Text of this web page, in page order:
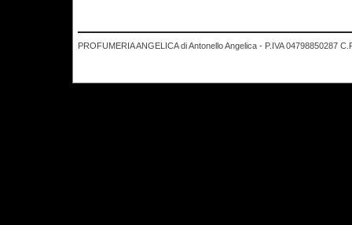
PROFUMERIA ANGELICA di Antonello Angelica - P.IVA 04798850287